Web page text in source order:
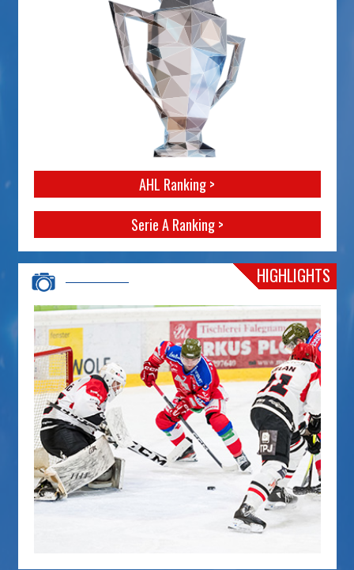
AHL Ranking >
Serie A Ranking >
HIGHLIGHTS